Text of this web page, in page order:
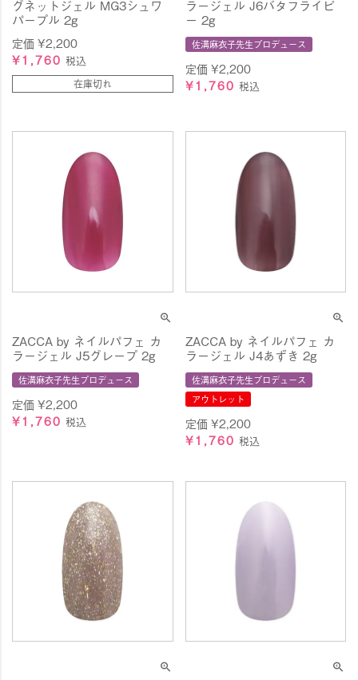
グネットジェル MG3シュワ
パープル 2g
定価¥2,200
¥1,760 税込
在庫切れ
ラージェル J6バタフライピ
ー 2g
佐溝麻衣子先生プロデュース
定価 ¥2,200
¥1,760 税込
ZACCA by ネイルパフェ カ
ラージェル J5グレープ 2g
佐溝麻衣子先生プロデュース
定価¥2,200
¥1,760 税込
ZACCA by ネイルパフェ カ
ラージェル J4あずき 2g
佐溝麻衣子先生プロデュース
アウトレット
定価 ¥2,200
¥1,760 税込